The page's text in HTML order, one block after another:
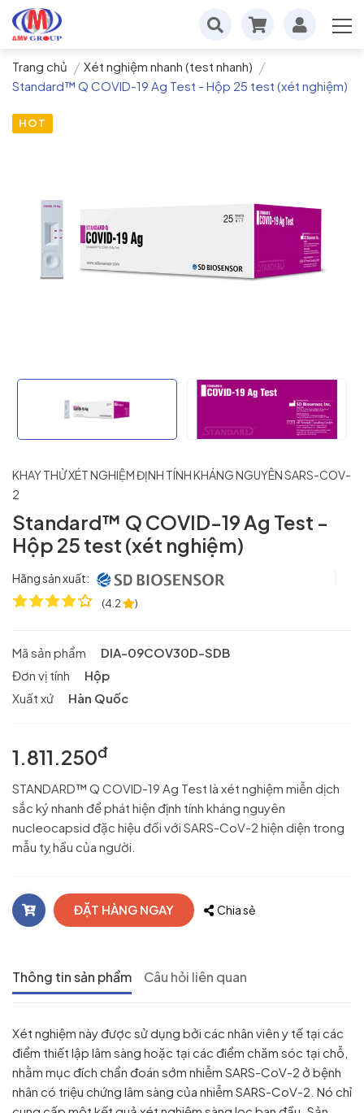
Trang chủ
Xét nghiệm nhanh (test nhanh)
Standard™ Q COVID-19 Ag Test - Hộp 25 test (xét nghiệm)
HOT
KHAY THỬ XÉT NGHIỆM ĐỊNH TÍNH KHÁNG NGUYÊN SARS-COV-
2
Standard™ Q COVID-19 Ag Test -
Hộp 25 test (xét nghiệm)
Hãng sản xuất:
(4.2 )
Mã sản phẩm
DIA-09COV30D-SDB
Đơn vị tính
Hộp
Xuất xứ
Hàn Quốc
1.811.250đ
STANDARD™ Q COVID-19 Ag Test là xét nghiệm miễn dịch
sắc ký nhanh để phát hiện định tính kháng nguyên
nucleocapsid đặc hiệu đối với SARS-CoV-2 hiện diện trong
mẫu tỵ hầu của người.
ĐẶT HÀNG NGAY Chia sẻ
Thông tin sản phẩm Câu hỏi liên quan
Xét nghiệm này được sử dụng bởi các nhân viên y tế tại các
điểm thiết lập lâm sàng hoặc tại các điểm chăm sóc tại chỗ,
nhằm mục đích chẩn đoán sớm nhiễm SARS-CoV-2 ở bệnh
nhân có triệu chứng lâm sàng của nhiễm SARS-CoV-2. Nó chỉ